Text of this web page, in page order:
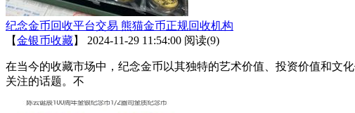
纪念金币回收平台交易 熊猫金币正规回收机构
【金银币收藏】 2024-11-29 11:54:00 阅读(9)
在当今的收藏市场中，纪念金币以其独特的艺术价值、投资价值和文
关注的话题。不